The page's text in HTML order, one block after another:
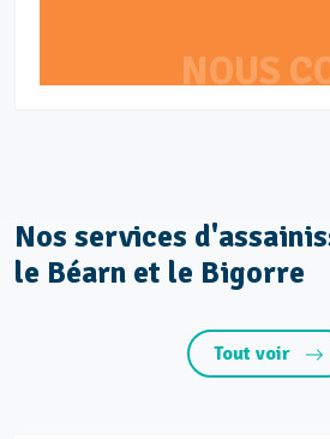
NOUS
Nos services
le Béarn et le Bigorre
Tout voir